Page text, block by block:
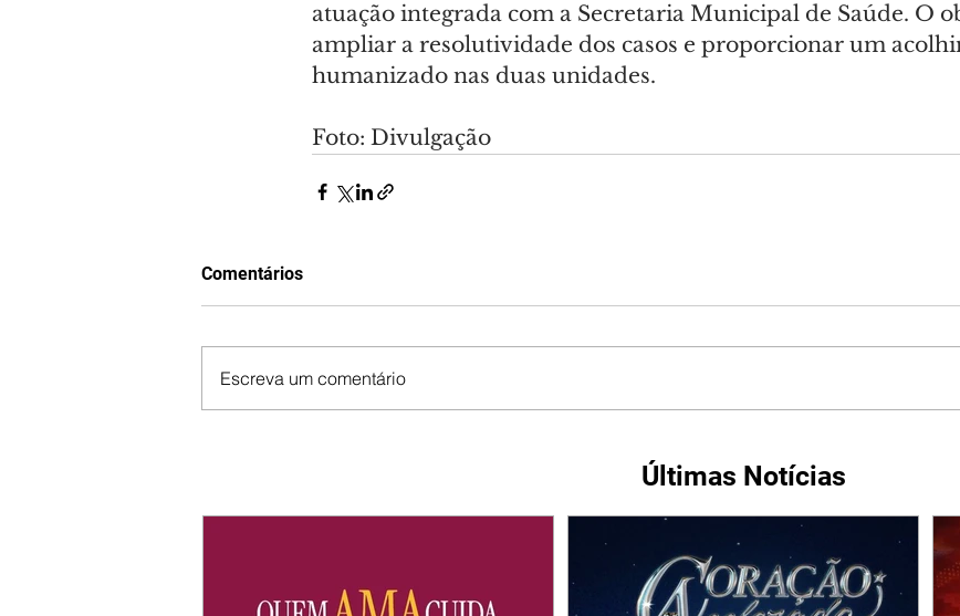
atuação integrada com a Secretaria Municipal de Saúde. O
ampliar a resolutividade dos casos e proporcionar um
humanizado nas duas unidades.
Foto: Divulgação
Comentários
Escreva um comentário
Últimas Notícias